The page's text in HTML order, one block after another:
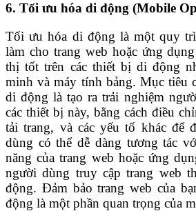
6. Tối ưu hóa di động (Mobile
Tối ưu hóa di động là một quy
làm cho trang web hoặc ứng
thị tốt trên các thiết bị di động
minh và máy tính bảng. Mục tiêu
di động là tạo ra trải nghiệm
các thiết bị này, bằng cách điều
tải trang, và các yếu tố khác để
dùng có thể dễ dàng tương tác
năng của trang web hoặc ứng
người dùng truy cập trang web
động. Đảm bảo trang web của
động là một phần quan trọng của